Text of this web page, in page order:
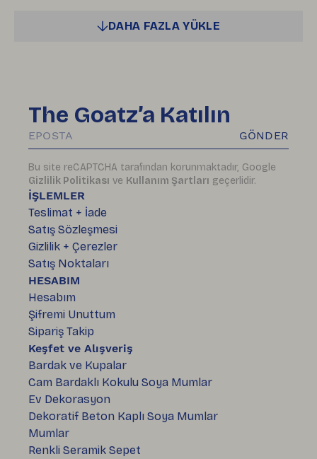
DAHA FAZLA YÜKLE
İŞLEMLER
Teslimat + İade
Satış Sözleşmesi
Gizlilik + Çerezler
Satış Noktaları
HESABIM
Hesabım
Şifremi Unuttum
Sipariş Takip
Keşfet ve Alışveriş
Bardak ve Kupalar
Cam Bardaklı Kokulu Soya Mumlar
Ev Dekorasyon
Dekoratif Beton Kaplı Soya Mumlar
Mumlar
Renkli Seramik Sepet
The Goatz’a Katılın
GÖNDER
Bu site reCAPTCHA tarafından korunmaktadır, Google
Gizlilik Politikası ve Kullanım Şartları geçerlidir.